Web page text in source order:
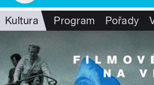
Kultura Program Pořady